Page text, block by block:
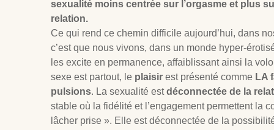
sexualité moins centrée sur l’orgasme et plus
relation.
Ce qui rend ce chemin difficile aujourd’hui, dans
c’est que nous vivons, dans un monde hyper-
les excite en permanence, affaiblissant ainsi la
sexe est partout, le plaisir est présenté comme LA
pulsions. La sexualité estdéconnectée de la
stable où la fidélité et l’engagement permettent la
lâcher prise ». Elle est déconnectée de la